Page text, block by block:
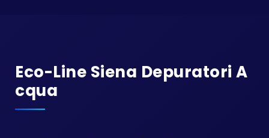
Eco-Line Siena Depuratori A
Cqua